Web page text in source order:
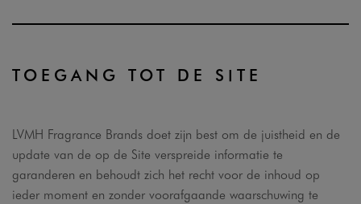
TOEGANG TOT DE SITE
LVMH Fragrance Brands doet zijn best om de juistheid en de
update van de op de Site verspreide informatie te
garanderen en behoudt zich het recht voor de inhoud op
ieder moment en zonder voorafgaande waarschuwing te